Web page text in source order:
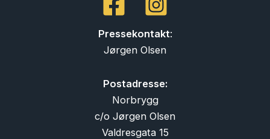
Pressekontakt:
Jørgen Olsen
Postadresse:
Norbrygg
c/o Jørgen Olsen
Valdresgata 15